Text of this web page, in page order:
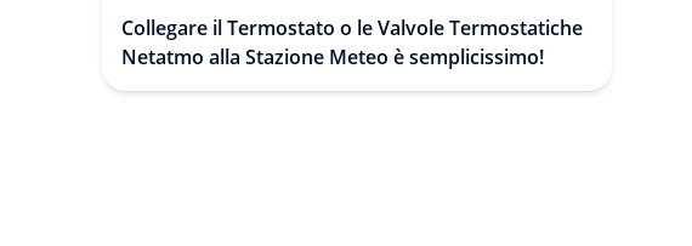
Collegare il Termostato o le Valvole Termostatiche
Netatmo alla Stazione Meteo è semplicissimo!